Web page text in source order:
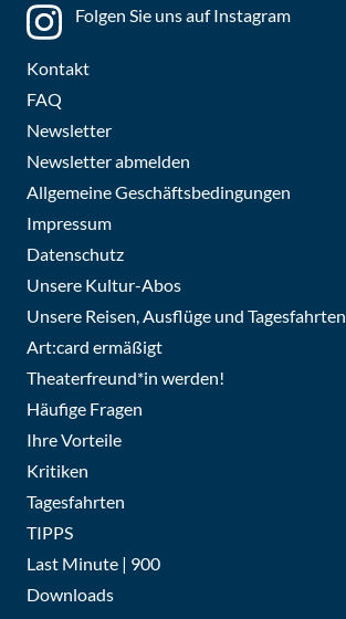
Folgen Sie uns auf Instagram
Kontakt
FAQ
Newsletter
Newsletter abmelden
Allgemeine Geschäftsbedingungen
Impressum
Datenschutz
Unsere Kultur-Abos
Unsere Reisen, Ausflüge und Tagesfahrten
Art:card ermäßigt
Theaterfreund*in werden!
Häufige Fragen
Ihre Vorteile
Kritiken
Tagesfahrten
TIPPS
Last Minute | 900
Downloads